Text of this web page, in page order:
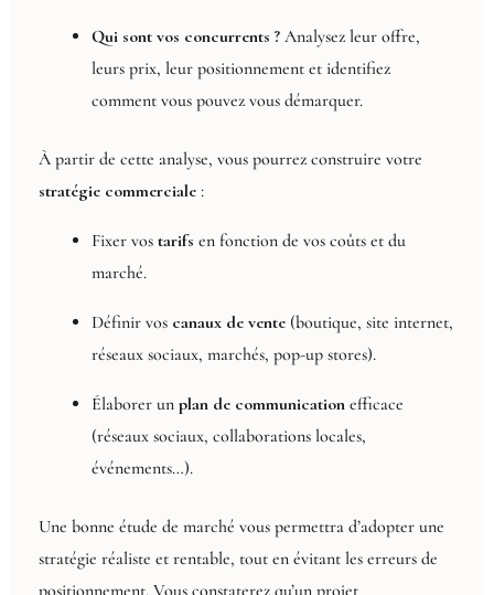
Qui sont vos concurrents ?Analysez leur offre,
leurs prix, leur positionnement et identifiez
comment vous pouvez vous démarquer.
À partir de cette analyse, vous pourrez construire votre
stratégie commerciale:
Fixer vos tarifs en fonction de vos coûts et du
marché.
Définir vos canaux de vente(boutique, site internet,
réseaux sociaux, marchés, pop-up stores).
Élaborer un plan de communicationefficace
(réseaux sociaux, collaborations locales,
événements…).
Une bonne étude de marché vous permettra d’adopter une
stratégie réaliste et rentable, tout en évitant les erreurs de